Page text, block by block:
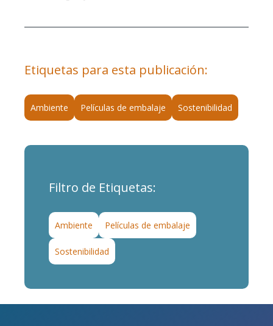
Etiquetas para esta publicación:
Ambiente Películas de embalaje Sostenibilidad
Filtro de Etiquetas:
Ambiente Películas de embalaje
Sostenibilidad